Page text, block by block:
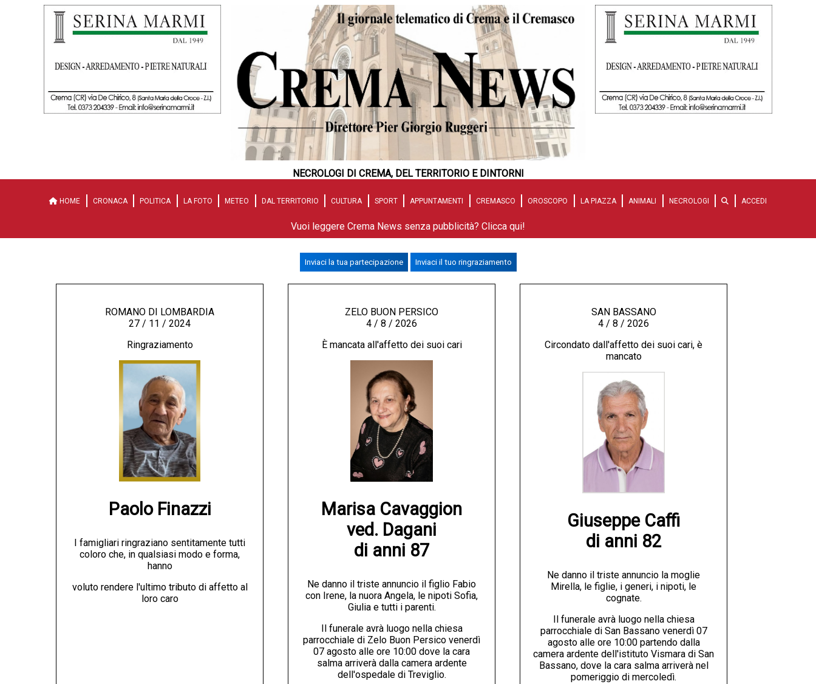
NECROLOGI DI CREMA, DEL TERRITORIO E DINTORNI
HOME CRONACA POLITICA LA FOTO METEO DAL TERRITORIO CULTURA SPORT APPUNTAMENTI CREMASCO OROSCOPO LA PIAZZA ANIMALI NECROLOGI ACCEDI
Vuoi leggere Crema News senza pubblicità? Clicca qui!
Inviaci la tua partecipazione Inviaci il tuo ringraziamento
ROMANO DI LOMBARDIA
27 / 11 / 2024
Ringraziamento
Paolo Finazzi
I famigliari ringraziano sentitamente tutti
coloro che, in qualsiasi modo e forma,
hanno
voluto rendere l'ultimo tributo di affetto al
loro caro
ZELO BUON PERSICO
4 / 8 / 2026
È mancata all'affetto dei suoi cari
Marisa Cavaggion
ved. Dagani
di anni 87
Ne danno il triste annuncio il figlio Fabio
con Irene, la nuora Angela, le nipoti Sofia,
Giulia e tutti i parenti.
Il funerale avrà luogo nella chiesa
parrocchiale di Zelo Buon Persico venerdì
07 agosto alle ore 10:00 dove la cara
salma arriverà dalla camera ardente
dell'ospedale di Treviglio.
SAN BASSANO
4 / 8 / 2026
Circondato dall'affetto dei suoi cari, è
mancato
Giuseppe Caffi
di anni 82
Ne danno il triste annuncio la moglie
Mirella, le figlie, i generi, i nipoti, le
cognate.
Il funerale avrà luogo nella chiesa
parrocchiale di San Bassano venerdì 07
agosto alle ore 10:00 partendo dalla
camera ardente dell'istituto Vismara di San
Bassano, dove la cara salma arriverà nel
pomeriggio di mercoledì.